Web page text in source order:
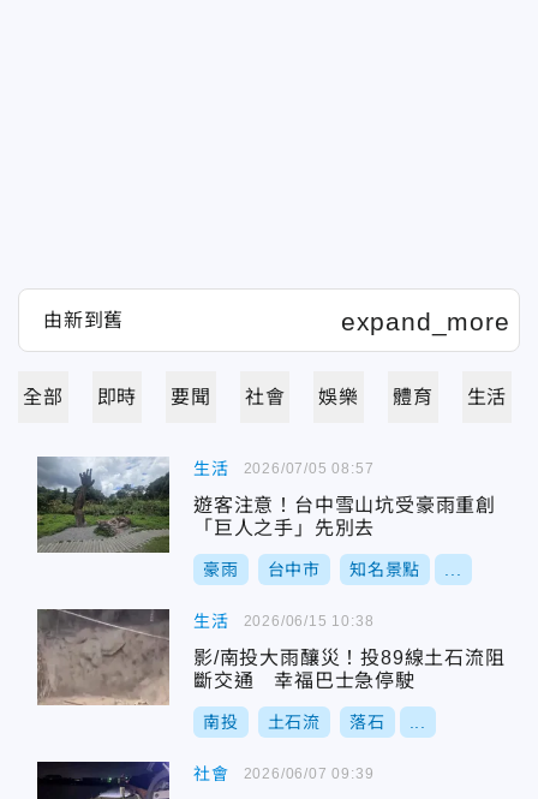
全部 即時 要聞 社會 娛樂 體育 生活
生活
遊客注意！台中雪山坑受豪雨重創
「巨人之手」先別去
豪雨 台中市 知名景點
2026/07/05 08:57
生活
影/南投大雨釀災！投89線土石流阻
斷交通 幸福巴士急停駛
南投 土石流 落石
2026/06/15 10:38
社會 2026/06/07 09:39